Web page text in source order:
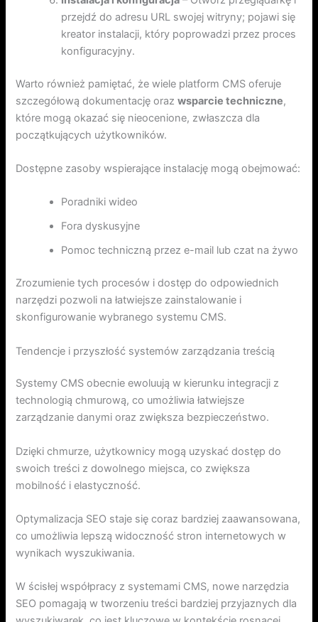
przejdź do adresu URL swojej witryny; pojawi się
kreator instalacji, który poprowadzi przez proces
konfiguracyjny.
Warto również pamiętać, że wiele platform CMS oferuje
szczegółową dokumentację orazwsparcie techniczne,
które mogą okazać się nieocenione, zwłaszcza dla
początkujących użytkowników.
Dostępne zasoby wspierające instalację mogą obejmować:
Poradniki wideo
Fora dyskusyjne
Pomoc techniczną przez e-mail lub czat na żywo
Zrozumienie tych procesów i dostęp do odpowiednich
narzędzi pozwoli na łatwiejsze zainstalowanie i
skonfigurowanie wybranego systemu CMS.
Tendencje i przyszłość systemów zarządzania treścią
Systemy CMS obecnie ewoluują w kierunku integracji z
technologią chmurową, co umożliwia łatwiejsze
zarządzanie danymi oraz zwiększa bezpieczeństwo.
Dzięki chmurze, użytkownicy mogą uzyskać dostęp do
swoich treści z dowolnego miejsca, co zwiększa
mobilność i elastyczność.
Optymalizacja SEO staje się coraz bardziej zaawansowana,
co umożliwia lepszą widoczność stron internetowych w
wynikach wyszukiwania.
W ścisłej współpracy z systemami CMS, nowe narzędzia
SEO pomagają w tworzeniu treści bardziej przyjaznych dla